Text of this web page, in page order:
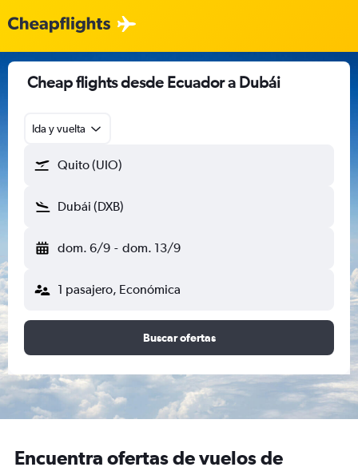
Cheap flights desde Ecuador a Dubái
Ida y vuelta
Quito (UIO)
Dubái (DXB)
dom. 6/9 - dom. 13/9
1 pasajero, Económica
Buscar ofertas
Encuentra ofertas de vuelos de